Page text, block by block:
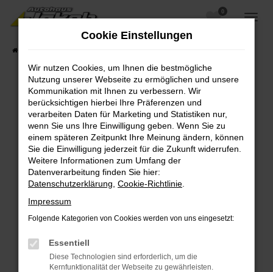
Zum
Hauptinhalt
0
Fehler: Network Error
Beim Laden ist ein Fehler aufgetreten.
Hier sind ein paar Tipps, die dir helfen können:
Überprüfe deine Firewall und deine
Internetverbindung.
Laden andere Webseiten, zum Beispiel deine
Suchmaschine?
Prüfe deine Browsererweiterungen.
Manche Erweiterungen, wie Werbeblocker,
können das Laden bestimmter Seiten
verhindern. Funktioniert die Seite in einem
Cookie Einstellungen
Wir nutzen Cookies, um Ihnen die bestmögliche
Nutzung unserer Webseite zu ermöglichen und unsere
Kommunikation mit Ihnen zu verbessern. Wir
berücksichtigen hierbei Ihre Präferenzen und
verarbeiten Daten für Marketing und Statistiken nur,
wenn Sie uns Ihre Einwilligung geben. Wenn Sie zu
einem späteren Zeitpunkt Ihre Meinung ändern, können
Sie die Einwilligung jederzeit für die Zukunft widerrufen.
Weitere Informationen zum Umfang der
Datenverarbeitung finden Sie hier:
Datenschutzerklärung Cookie-Richtlinie
Impressum
Folgende Kategorien von Cookies werden von uns eingesetzt:
Essentiell
Diese Technologien sind erforderlich, um die
Kernfunktionalität der Webseite zu gewährleisten.